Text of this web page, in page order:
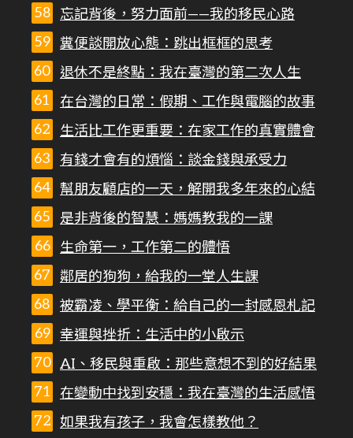
忘記背後，努力面前——我的移民心路
糞便談開放心態：跳出框框的思考
退休不是終點：我在臺灣的第二次人生
在台灣的日常：假期、工作與電腦的故事
生活比工作更重要：在家工作的真實體會
有錢才會有的煩惱：談金錢與承受力
幫朋友顧店的一天，解開我多年來的心結
是非背後的智慧：媽媽教我的一課
生命第一，工作第二的體悟
鄰居的狗狗，給我的一堂人生課
被霸凌、學平衡：給自己的一封感恩札記
幸運與挫折：生活中的小啟示
AI、移民與重啟：那些意想不到的好結果
在變動中找到安穩：我在臺灣的生活感悟
如果我有孩子，我會怎樣教他？